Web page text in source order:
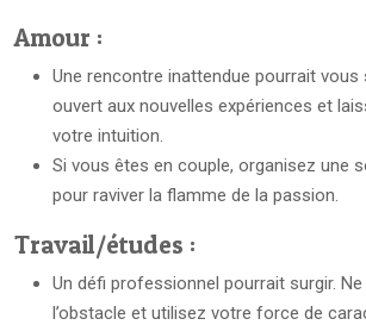
Amour :
Une rencontre inattendue pourrait vous
ouvert aux nouvelles expériences et
votre intuition.
Si vous êtes en couple, organisez une
pour raviver la flamme de la passion.
Travail/études :
Un défi professionnel pourrait surgir.
l’obstacle et utilisez votre force de